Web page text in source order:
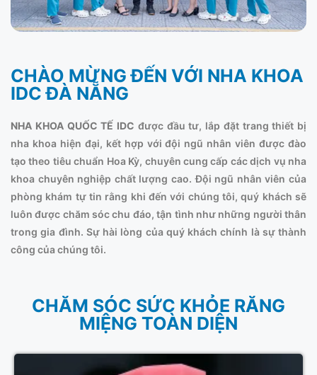
CHÀO MỪNG ĐẾN VỚI NHA KHOA
IDC ĐÀ NẴNG
NHA KHOA QUỐC TẾ IDC được đầu tư, lắp đặt trang thiết bị
nha khoa hiện đại, kết hợp với đội ngũ nhân viên được đào
tạo theo tiêu chuẩn Hoa Kỳ, chuyên cung cấp các dịch vụ nha
khoa chuyên nghiệp chất lượng cao. Đội ngũ nhân viên của
phòng khám tự tin rằng khi đến với chúng tôi, quý khách sẽ
luôn được chăm sóc chu đáo, tận tình như những người thân
trong gia đình. Sự hài lòng của quý khách chính là sự thành
công của chúng tôi.
CHĂM SÓC SỨC KHỎE RĂNG
MIỆNG TOÀN DIỆN